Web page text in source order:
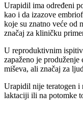
Urapidil ima određeni
kao i da izazove
koje su znatno veće od
značaj za kliničku
U reproduktivnim
zapaženo je
miševa, ali značaj za
Urapidil nije teratogen i
laktaciji ili na potomke